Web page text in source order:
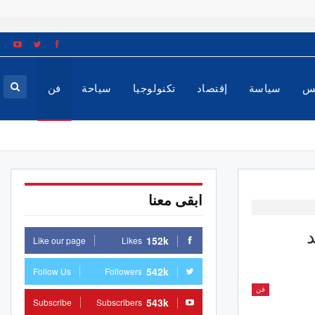
سياسة إقتصاد تكنولوجيا سياحة فن
فن
ابقى معنا
152k
Likes
Like our page
542k
Followers
Follow Us
543k
Subscribers
Subscribe